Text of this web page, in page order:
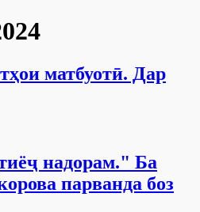
матбуотӣ. Дар
надорам." Ба
парванда боз